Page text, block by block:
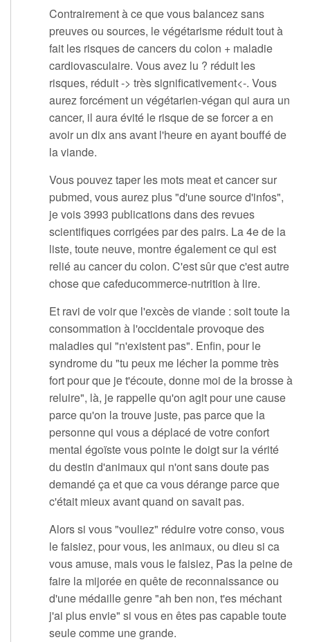
Contrairement à ce que vous balancez sans
preuves ou sources, le végétarisme réduit tout à
fait les risques de cancers du colon + maladie
cardiovasculaire. Vous avez lu ? réduit les
risques, réduit -> très significativement<-. Vous
aurez forcément un végétarien-végan qui aura un
cancer, il aura évité le risque de se forcer a en
avoir un dix ans avant l'heure en ayant bouffé de
la viande.
Vous pouvez taper les mots meat et cancer sur
pubmed, vous aurez plus "d'une source d'infos",
je vois 3993 publications dans des revues
scientifiques corrigées par des pairs. La 4e de la
liste, toute neuve, montre également ce qui est
relié au cancer du colon. C'est sûr que c'est autre
chose que cafeducommerce-nutrition à lire.
Et ravi de voir que l'excès de viande : soit toute la
consommation à l'occidentale provoque des
maladies qui "n'existent pas". Enfin, pour le
syndrome du "tu peux me lécher la pomme très
fort pour que je t'écoute, donne moi de la brosse à
reluire", là, je rappelle qu'on agit pour une cause
parce qu'on la trouve juste, pas parce que la
personne qui vous a déplacé de votre confort
mental égoïste vous pointe le doigt sur la vérité
du destin d'animaux qui n'ont sans doute pas
demandé ça et que ca vous dérange parce que
c'était mieux avant quand on savait pas.
Alors si vous "vouliez" réduire votre conso, vous
le faisiez, pour vous, les animaux, ou dieu si ca
vous amuse, mais vous le faisiez, Pas la peine de
faire la mijorée en quête de reconnaissance ou
d'une médaille genre "ah ben non, t'es méchant
j'ai plus envie" si vous en êtes pas capable toute
seule comme une grande.